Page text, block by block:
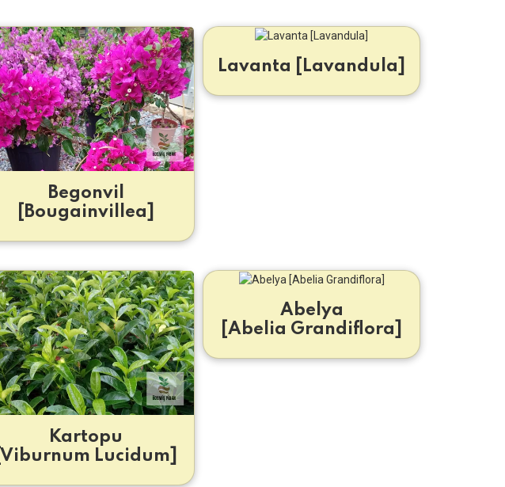
Begonvil
[Bougainvillea]
Lavanta [Lavandula]
Kartopu
[Viburnum Lucidum]
Abelya
[Abelia Grandiflora]